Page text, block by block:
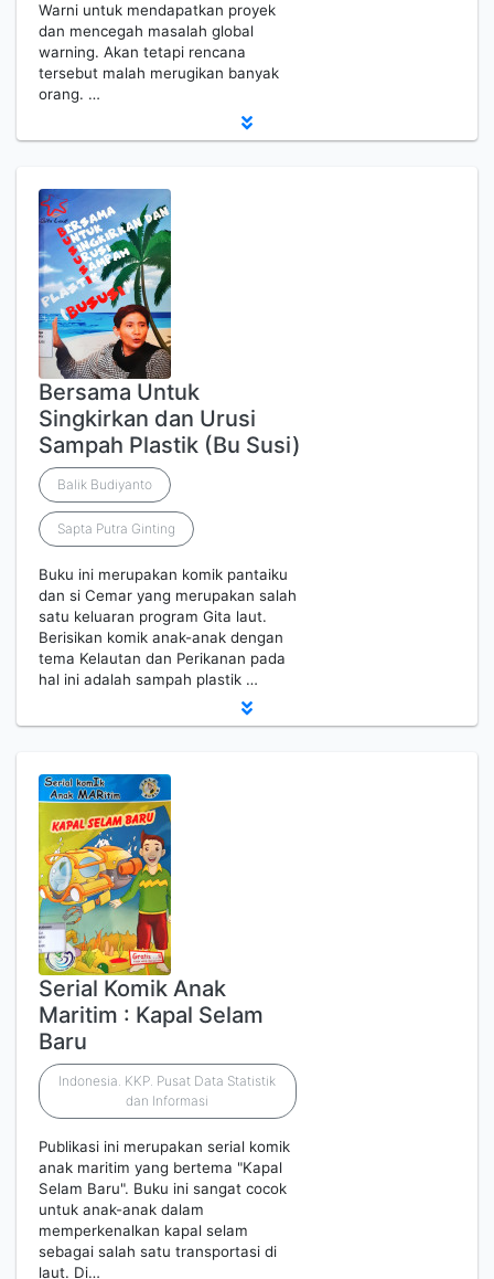
Warni untuk mendapatkan proyek
dan mencegah masalah global
warning. Akan tetapi rencana
tersebut malah merugikan banyak
orang. …
Bersama Untuk
Singkirkan dan Urusi
Sampah Plastik (Bu Susi)
Balik Budiyanto
Sapta Putra Ginting
Buku ini merupakan komik pantaiku
dan si Cemar yang merupakan salah
satu keluaran program Gita laut.
Berisikan komik anak-anak dengan
tema Kelautan dan Perikanan pada
hal ini adalah sampah plastik …
Serial Komik Anak
Maritim : Kapal Selam
Baru
Indonesia. KKP. Pusat Data Statistik
dan Informasi
Publikasi ini merupakan serial komik
anak maritim yang bertema "Kapal
Selam Baru". Buku ini sangat cocok
untuk anak-anak dalam
memperkenalkan kapal selam
sebagai salah satu transportasi di
laut. Di…